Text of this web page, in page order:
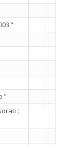
”
”
: